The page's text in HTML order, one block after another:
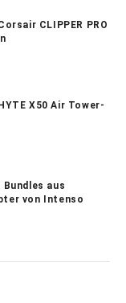
CLIPPER PRO
X50 Air Tower-
aus
von Intenso